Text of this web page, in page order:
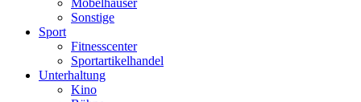
Möbelhäuser
Sonstige
Sport
Fitnesscenter
Sportartikelhandel
Unterhaltung
Kino